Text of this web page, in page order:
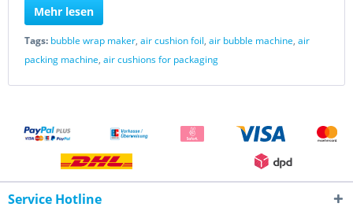
Mehr lesen
Tags: bubble wrap maker, air cushion foil, air bubble machine, air
packing machine, air cushions for packaging
Service Hotline